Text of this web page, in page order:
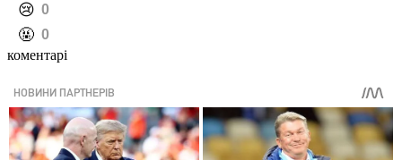
️😢 0
️🤬 0
коментарі